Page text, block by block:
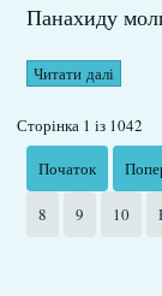
Панахиду
Читати далі
Сторінка 1 із 1042
Початок
8 9 10